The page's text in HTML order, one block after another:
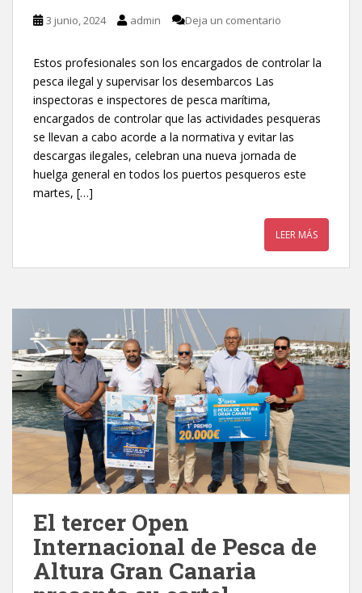
3 junio, 2024 admin Deja un comentario
Estos profesionales son los encargados de controlar la
pesca ilegal y supervisar los desembarcos Las
inspectoras e inspectores de pesca marítima,
encargados de controlar que las actividades pesqueras
se llevan a cabo acorde a la normativa y evitar las
descargas ilegales, celebran una nueva jornada de
huelga general en todos los puertos pesqueros este
martes, […]
LEER MÁS
El tercer Open
Internacional de Pesca de
Altura Gran Canaria